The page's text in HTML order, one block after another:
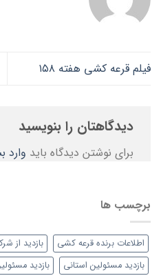
فیلم قرعه کشی هفته ۱۵۸
دیدگاهتان را بنویسید
برای نوشتن دیدگاه باید وارد
برچسب ها
اطلاعات برنده قرعه کشی
بازدید از
بازدید مسئولین استانی
بازدید